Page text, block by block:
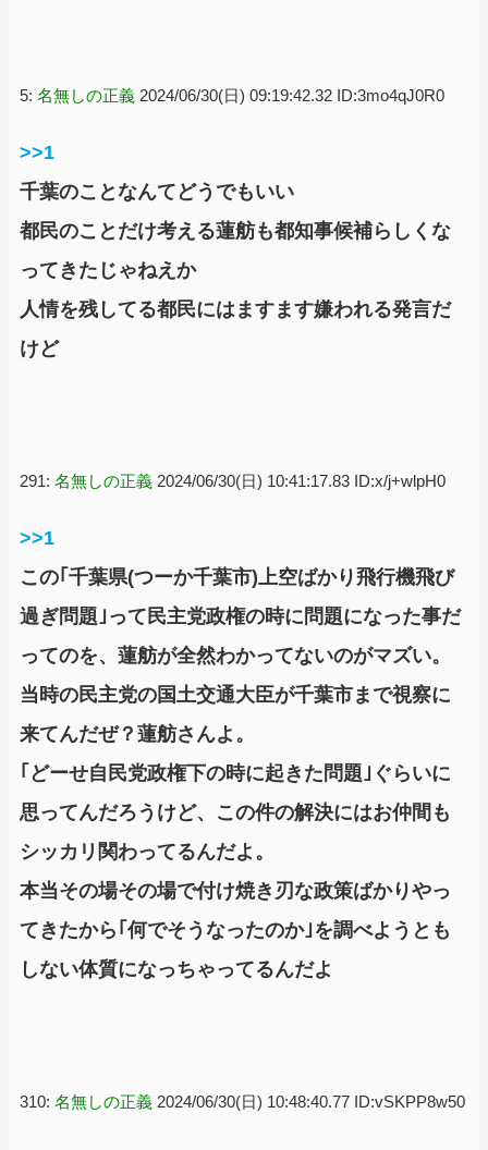
5: 名無しの正義 2024/06/30(日) 09:19:42.32 ID:3mo4qJ0R0
>>1
千葉のことなんてどうでもいい
都民のことだけ考える蓮舫も都知事候補らしくな
ってきたじゃねえか
人情を残してる都民にはますます嫌われる発言だ
けど
291: 名無しの正義 2024/06/30(日) 10:41:17.83 ID:x/j+wlpH0
>>1
この｢千葉県(つーか千葉市)上空ばかり飛行機飛び
過ぎ問題｣って民主党政権の時に問題になった事だ
ってのを、蓮舫が全然わかってないのがマズい。
当時の民主党の国土交通大臣が千葉市まで視察に
来てんだぜ？蓮舫さんよ。
｢どーせ自民党政権下の時に起きた問題｣ぐらいに
思ってんだろうけど、この件の解決にはお仲間も
シッカリ関わってるんだよ。
本当その場その場で付け焼き刃な政策ばかりやっ
てきたから｢何でそうなったのか｣を調べようとも
しない体質になっちゃってるんだよ
310: 名無しの正義 2024/06/30(日) 10:48:40.77 ID:vSKPP8w50